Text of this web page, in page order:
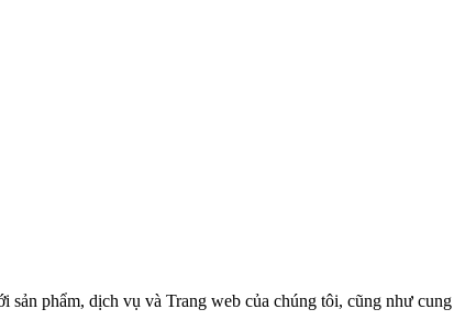
sản phẩm, dịch vụ và Trang web của chúng tôi, cũng như cung